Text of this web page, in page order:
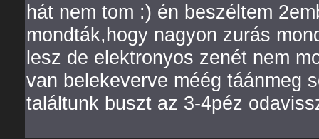
hát nem tom :) én beszéltem
mondták,hogy nagyon zurás
lesz de elektronyos zenét nem
van belekeverve méég táánmeg
találtunk buszt az 3-4péz